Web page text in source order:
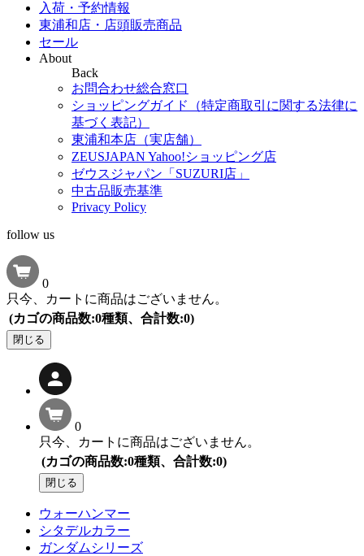
入荷・予約情報
東浦和店・店頭販売商品
セール
About
Back
お問合わせ総合窓口
ショッピングガイド（特定商取引に関する法律に
基づく表記）
東浦和本店（実店舗）
ZEUSJAPAN Yahoo!ショッピング店
ゼウスジャパン「SUZURI店」
中古品販売基準
Privacy Policy
follow us
0
只今、カートに商品はございません。
(カゴの商品数:0種類、合計数:0)
閉じる
0
只今、カートに商品はございません。
(カゴの商品数:0種類、合計数:0)
閉じる
ウォーハンマー
シタデルカラー
ガンダムシリーズ